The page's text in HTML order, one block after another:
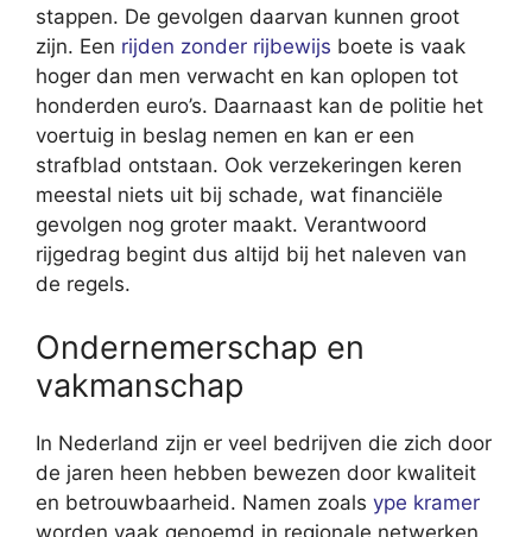
stappen. De gevolgen daarvan kunnen groot
zijn. Een rijden zonder rijbewijs boete is vaak
hoger dan men verwacht en kan oplopen tot
honderden euro’s. Daarnaast kan de politie het
voertuig in beslag nemen en kan er een
strafblad ontstaan. Ook verzekeringen keren
meestal niets uit bij schade, wat financiële
gevolgen nog groter maakt. Verantwoord
rijgedrag begint dus altijd bij het naleven van
de regels.
Ondernemerschap en
vakmanschap
In Nederland zijn er veel bedrijven die zich door
de jaren heen hebben bewezen door kwaliteit
en betrouwbaarheid. Namen zoals ype kramer